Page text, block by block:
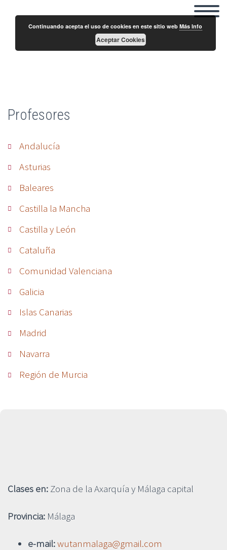
Sandra Micó Boró
Profesores
Andalucía
Asturias
Baleares
Castilla la Mancha
Castilla y León
Cataluña
Comunidad Valenciana
Galicia
Islas Canarias
Madrid
Navarra
Región de Murcia
Clases en: Zona de la Axarquía y Málaga capital
Provincia: Málaga
e-mail:wutanmalaga@gmail.com
Continuando acepta el uso de cookies en este sitio webMás Info
Aceptar Cookies